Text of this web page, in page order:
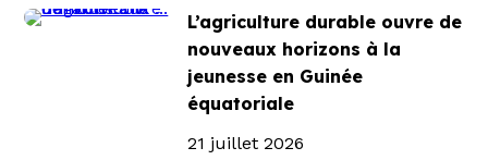
L’agriculture durable ouvre de
nouveaux horizons à la
jeunesse en Guinée
équatoriale
21 juillet 2026